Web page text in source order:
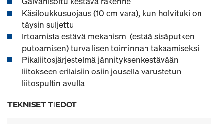
Käsiloukkusuojaus (10 cm vara), kun holvituki on
täysin suljettu
Irtoamista estävä mekanismi (estää sisäputken
putoamisen) turvallisen toiminnan takaamiseksi
Pikaliitosjärjestelmä jännityksenkestävään
liitokseen erilaisiin osiin jousella varustetun
liitospultin avulla
TEKNISET TIEDOT